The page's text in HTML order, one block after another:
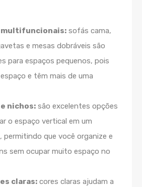
multifuncionais: sofás cama,
e mesas dobráveis são
para espaços pequenos, pois
e têm mais de uma
nichos: são excelentes opções
o espaço vertical em um
permitindo que você organize e
sem ocupar muito espaço no
claras: cores claras ajudam a